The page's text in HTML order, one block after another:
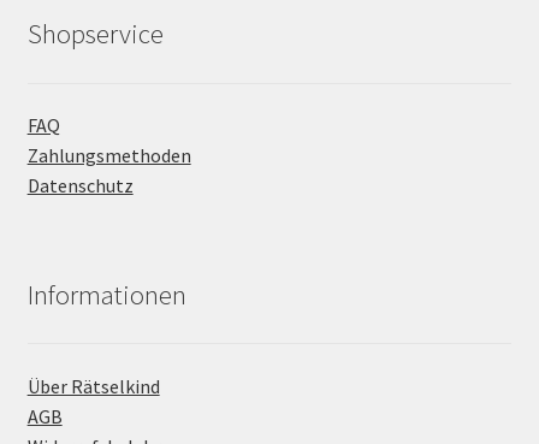
Shopservice
FAQ
Zahlungsmethoden
Datenschutz
Informationen
Über Rätselkind
AGB